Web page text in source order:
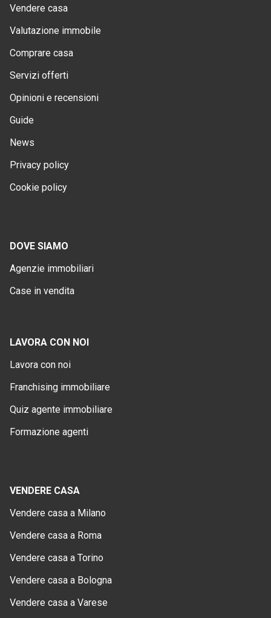
Vendere casa
Valutazione immobile
Comprare casa
Servizi offerti
Opinioni e recensioni
Guide
News
Privacy policy
Cookie policy
DOVE SIAMO
Agenzie immobiliari
Case in vendita
LAVORA CON NOI
Lavora con noi
Franchising immobiliare
Quiz agente immobiliare
Formazione agenti
VENDERE CASA
Vendere casa a Milano
Vendere casa a Roma
Vendere casa a Torino
Vendere casa a Bologna
Vendere casa a Varese